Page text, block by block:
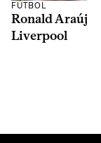
FÚTBOL
Ronald Araújo
Liverpool